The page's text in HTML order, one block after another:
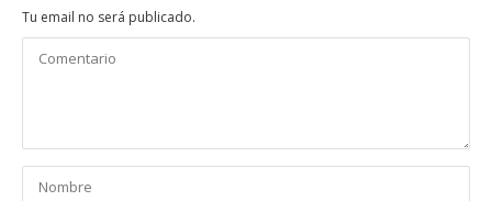
Tu email no será publicado.